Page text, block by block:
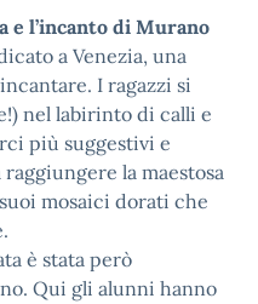
e l’incanto di Murano
a Venezia, una
I ragazzi si
nel labirinto di calli e
più suggestivi e
la maestosa
mosaici dorati che
è stata però
Qui gli alunni hanno